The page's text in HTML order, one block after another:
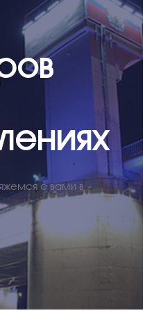
с вами в